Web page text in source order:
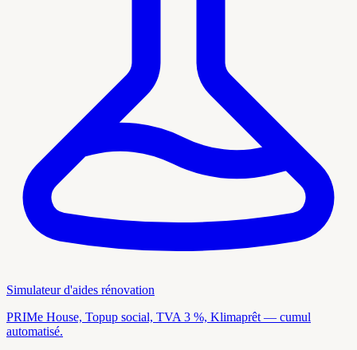
Simulateur d'aides rénovation
PRIMe House, Topup social, TVA 3 %, Klimaprêt — cumul
automatisé.